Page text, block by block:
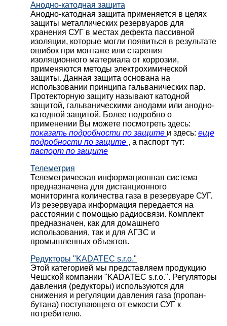
Анодно-катодная защита
Анодно-катодная защита применяется в целях
защиты металлических резервуаров для
хранения СУГ в местах дефекта пассивной
изоляции, которые могли появиться в результате
ошибок при монтаже или старения
изоляционного материала от коррозии,
применяются методы электрохимической
защиты. Данная защита основана на
использовании принципа гальванических пар.
Протекторную защиту называют катодной
защитой, гальваническими анодами или анодно-
катодной защитой. Более подробно о
применении Вы можете посмотреть здесь:
показать подробности по защите и здесь: еще
подробности по защите , а паспорт тут:
паспорт по защите
Телеметрия
Телеметрическая информационная система
предназначена для дистанционного
мониторинга количества газа в резервуаре СУГ.
Из резервуара информация передается на
расстоянии с помощью радиосвязи. Комплект
предназначен, как для домашнего
использования, так и для АГЗС и
промышленных объектов.
Редукторы "KADATEC s.r.o."
Этой категорией мы представляем продукцию
Чешской компании "KADATEC s.r.o.". Регуляторы
давления (редукторы) используются для
снижения и регуляции давления газа (пропан-
бутана) поступающего от емкости СУГ к
потребителю.